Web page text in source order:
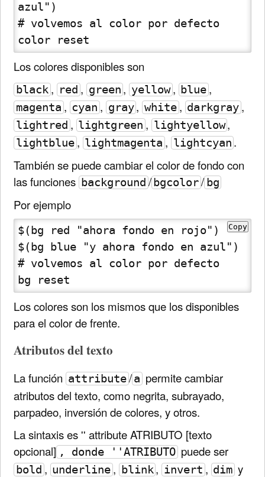
azul")
# volvemos al color por defecto
color reset
Los colores disponibles son
black, red , green , yellow, blue,
magenta , cyan , gray ,white, darkgray,
lightred , lightgreen , lightyellow ,
lightblue, lightmagenta , lightcyan .
También se puede cambiar el color de fondo con
las funciones background / bgcolor/ bg
Por ejemplo
$(bg red "ahora fondo en rojo")
$(bg blue "y ahora fondo en azul")
# volvemos al color por defecto
bg reset
Copy
Los colores son los mismos que los disponibles
para el color de frente.
Atributos del texto
La función attribute/ a permite cambiar
atributos del texto, como negrita, subrayado,
parpadeo, inversión de colores, y otros.
La sintaxis es '' attribute ATRIBUTO [texto
opcional] , donde ''ATRIBUTOpuede ser
bold , underline , blink , invert , dimy